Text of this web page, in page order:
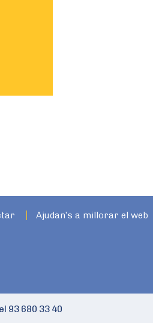
Ajudan’s a millorar el web
93 680 33 40